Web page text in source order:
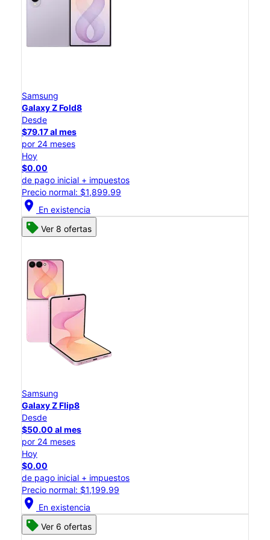
Samsung
Galaxy Z Fold8
Desde
$79.17 al mes
por 24 meses
Hoy
$0.00
de pago inicial + impuestos
Precio normal: $1,899.99
location_on En existencia
Ver 8 ofertas
Samsung
Galaxy Z Flip8
Desde
$50.00 al mes
por 24 meses
Hoy
$0.00
de pago inicial + impuestos
Precio normal: $1,199.99
location_on En existencia
Ver 6 ofertas